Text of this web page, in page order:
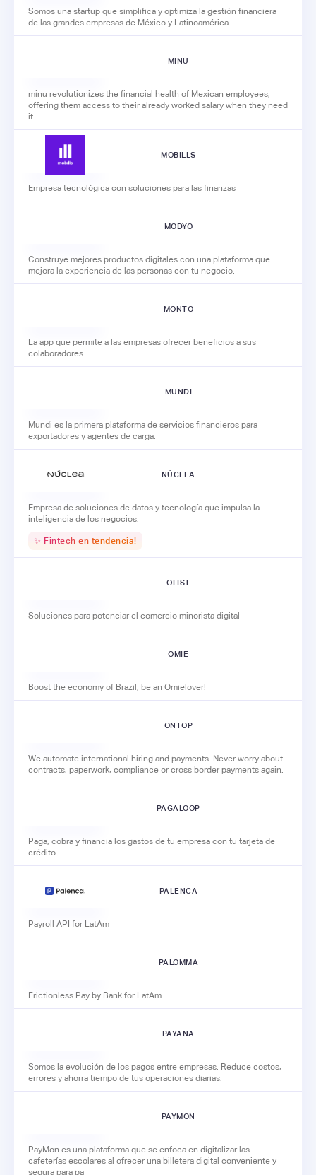
Somos una startup que simplifica y optimiza la gestión financiera
de las grandes empresas de México y Latinoamérica
MINU
minu revolutionizes the financial health of Mexican employees,
offering them access to their already worked salary when they need
it.
MOBILLS
Empresa tecnológica con soluciones para las finanzas
MODYO
Construye mejores productos digitales con una plataforma que
mejora la experiencia de las personas con tu negocio.
MONTO
La app que permite a las empresas ofrecer beneficios a sus
colaboradores.
MUNDI
Mundi es la primera plataforma de servicios financieros para
exportadores y agentes de carga.
NÚCLEA
Empresa de soluciones de datos y tecnología que impulsa la
inteligencia de los negocios.
✨ Fintech en tendencia!
OLIST
Soluciones para potenciar el comercio minorista digital
OMIE
Boost the economy of Brazil, be an Omielover!
ONTOP
We automate international hiring and payments. Never worry about
contracts, paperwork, compliance or cross border payments again.
PAGALOOP
Paga, cobra y financia los gastos de tu empresa con tu tarjeta de
crédito
PALENCA
Payroll API for LatAm
PALOMMA
Frictionless Pay by Bank for LatAm
PAYANA
Somos la evolución de los pagos entre empresas. Reduce costos,
errores y ahorra tiempo de tus operaciones diarias.
PAYMON
PayMon es una plataforma que se enfoca en digitalizar las
cafeterías escolares al ofrecer una billetera digital conveniente y
segura para pa